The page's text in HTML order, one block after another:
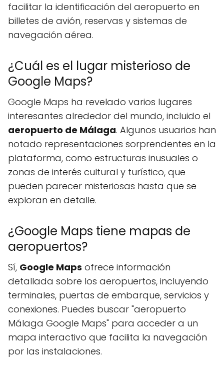
facilitar la identificación del aeropuerto en
billetes de avión, reservas y sistemas de
navegación aérea.
¿Cuál es el lugar misterioso de
Google Maps?
Google Maps ha revelado varios lugares
interesantes alrededor del mundo, incluido el
aeropuerto de Málaga. Algunos usuarios han
notado representaciones sorprendentes en la
plataforma, como estructuras inusuales o
zonas de interés cultural y turístico, que
pueden parecer misteriosas hasta que se
exploran en detalle.
¿Google Maps tiene mapas de
aeropuertos?
Sí, Google Maps ofrece información
detallada sobre los aeropuertos, incluyendo
terminales, puertas de embarque, servicios y
conexiones. Puedes buscar "aeropuerto
Málaga Google Maps" para acceder a un
mapa interactivo que facilita la navegación
por las instalaciones.